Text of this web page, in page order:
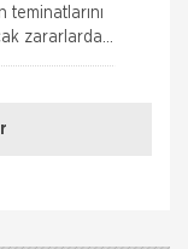
zararlarda